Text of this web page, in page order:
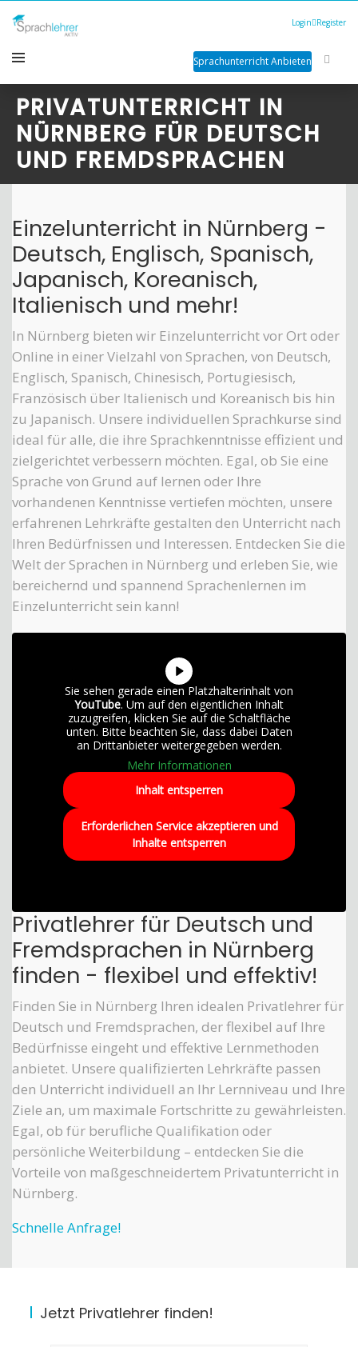
Login Register
Sprachunterricht Anbieten
PRIVATUNTERRICHT IN
NÜRNBERG FÜR DEUTSCH
UND FREMDSPRACHEN
Einzelunterricht in Nürnberg -
Deutsch, Englisch, Spanisch,
Japanisch, Koreanisch,
Italienisch und mehr!
In Nürnberg bieten wir Einzelunterricht vor Ort oder
Online in einer Vielzahl von Sprachen, von Deutsch,
Englisch, Spanisch, Chinesisch, Portugiesisch,
Französisch über Italienisch und Koreanisch bis hin
zu Japanisch. Unsere individuellen Sprachkurse sind
ideal für alle, die ihre Sprachkenntnisse effizient und
zielgerichtet verbessern möchten. Egal, ob Sie eine
Sprache von Grund auf lernen oder Ihre
vorhandenen Kenntnisse vertiefen möchten, unsere
erfahrenen Lehrkräfte gestalten den Unterricht nach
Ihren Bedürfnissen und Interessen. Entdecken Sie die
Welt der Sprachen in Nürnberg und erleben Sie, wie
bereichernd und spannend Sprachenlernen im
Einzelunterricht sein kann!
Sie sehen gerade einen Platzhalterinhalt von
YouTube. Um auf den eigentlichen Inhalt
zuzugreifen, klicken Sie auf die Schaltfläche
unten. Bitte beachten Sie, dass dabei Daten
an Drittanbieter weitergegeben werden.
Mehr Informationen
Inhalt entsperren
Erforderlichen Service akzeptieren und
Inhalte entsperren
Privatlehrer für Deutsch und
Fremdsprachen in Nürnberg
finden - flexibel und effektiv!
Finden Sie in Nürnberg Ihren idealen Privatlehrer für
Deutsch und Fremdsprachen, der flexibel auf Ihre
Bedürfnisse eingeht und effektive Lernmethoden
anbietet. Unsere qualifizierten Lehrkräfte passen
den Unterricht individuell an Ihr Lernniveau und Ihre
Ziele an, um maximale Fortschritte zu gewährleisten.
Egal, ob für berufliche Qualifikation oder
persönliche Weiterbildung – entdecken Sie die
Vorteile von maßgeschneidertem Privatunterricht in
Nürnberg.
Schnelle Anfrage!
Jetzt Privatlehrer finden!